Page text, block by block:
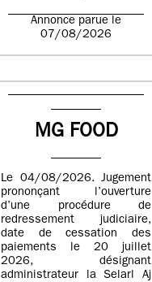
Annonce parue le
07/08/2026
MG FOOD
Le 04/08/2026. Jugement
prononçant l’ouverture
d’une procédure de
redressement judiciaire,
date de cessation des
paiements le 20 juillet
2026, désignant
administrateur la Selarl Aj